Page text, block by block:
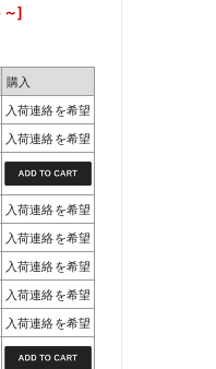
]
購入
入荷連絡を希望
入荷連絡を希望
入荷連絡を希望
入荷連絡を希望
入荷連絡を希望
入荷連絡を希望
入荷連絡を希望